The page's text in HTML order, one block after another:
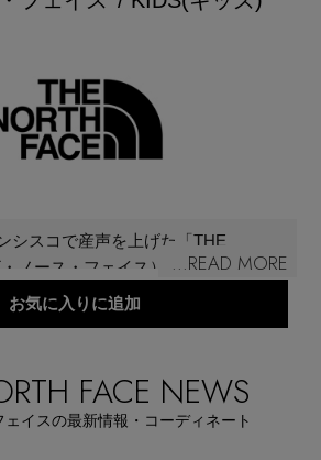
録
...READ MORE
シスコで産声を上げた「THE
ノース・フェイス）」。ダウンパー
シェラ・パーカ、世界初のドーム型
けている。
お気に入りに追加
FACE NEWS
イスの最新情報・コーディネート